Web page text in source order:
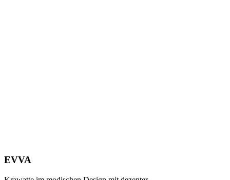
EVVA